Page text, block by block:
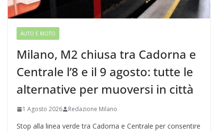
AUTO E MOTO
Milano, M2 chiusa tra Cadorna e
Centrale l’8 e il 9 agosto: tutte le
alternative per muoversi in città
1 Agosto 2026 Redazione Milano
Stop alla linea verde tra Cadorna e Centrale per consentire